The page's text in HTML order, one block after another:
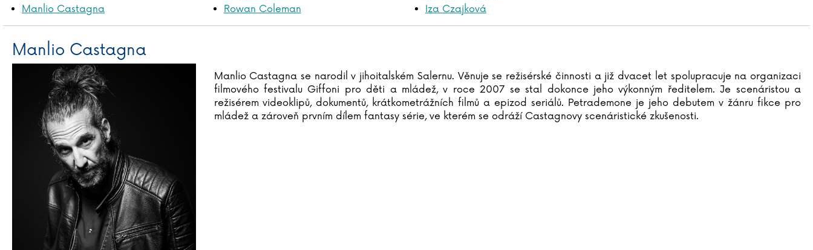
Manlio Castagna
Rowan Coleman
Iza Czajková
Manlio Castagna
Manlio Castagna se narodil v jihoitalském Salernu. Věnuje se režisérské činnosti a již dvacet let spolupracuje na organizaci
filmového festivalu Giffoni pro děti a mládež, v roce 2007 se stal dokonce jeho výkonným ředitelem. Je scenáristou a
režisérem videoklipů, dokumentů, krátkometrážních filmů a epizod seriálů. Petrademone je jeho debutem v žánru fikce pro
mládež a zároveň prvním dílem fantasy série, ve kterém se odráží Castagnovy scenáristické zkušenosti.